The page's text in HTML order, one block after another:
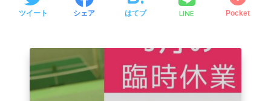
ツイート シェア はてブ LINE Pocket